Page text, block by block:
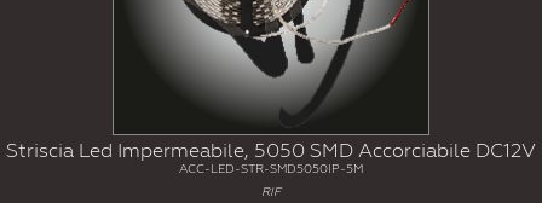
Striscia Led Impermeabile, 5050 SMD Accorciabile DC12V
ACC-LED-STR-SMD5050IP-5M
RIF